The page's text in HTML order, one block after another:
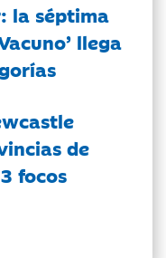
la séptima
llega
de
focos